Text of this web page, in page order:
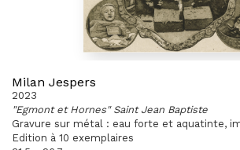
Milan Jespers
2023
"Egmont et Hornes" Saint Jean Baptiste
Gravure sur métal : eau forte et aquatinte,
Edition à 10 exemplaires